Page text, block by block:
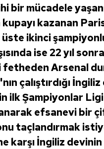
bir mücadele
kazanan
ikinci
ise 22 yıl sonra
Arsenal
çalıştırdığı
ilk Şampiyonlar Ligi
efsanevi bir
taçlandırmak
karşı İngiliz